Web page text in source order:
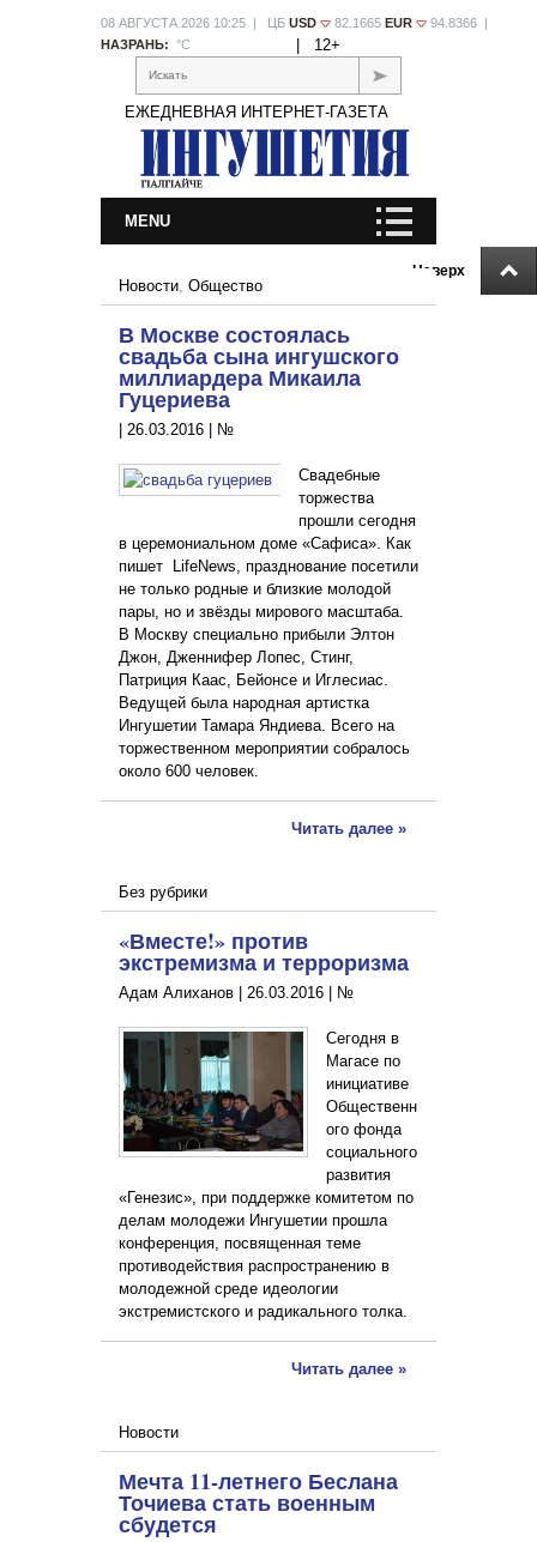
Наверх
08 АВГУСТА 2026 10:25 | ЦБ USD 82.1665 EUR
94.8366 |
НАЗРАНЬ: °С 12+
Искать
ЕЖЕДНЕВНАЯ ИНТЕРНЕТ-ГАЗЕТА
MENU
Новости, Общество
В Москве состоялась
свадьба сына ингушского
миллиардера Микаила
Гуцериева
26.03.2016 №
Свадебные
торжества
прошли сегодня
в церемониальном доме «Сафиса». Как
пишет LifeNews, празднование посетили
не только родные и близкие молодой
пары, но и звёзды мирового масштаба.
В Москву специально прибыли Элтон
Джон, Дженнифер Лопес, Стинг,
Патриция Каас, Бейонсе и Иглесиас.
Ведущей была народная артистка
Ингушетии Тамара Яндиева. Всего на
торжественном мероприятии собралось
около 600 человек.
Читать далее »
Без рубрики
«Вместе!» против
экстремизма и терроризма
Адам Алиханов | 26.03.2016 №
Сегодня в
Магасе по
инициативе
Общественн
ого фонда
социального
развития
«Генезис», при поддержке комитетом по
делам молодежи Ингушетии прошла
конференция, посвященная теме
противодействия распространению в
молодежной среде идеологии
экстремистского и радикального толка.
Читать далее »
Новости
Мечта 11-летнего Беслана
Точиева стать военным
сбудется